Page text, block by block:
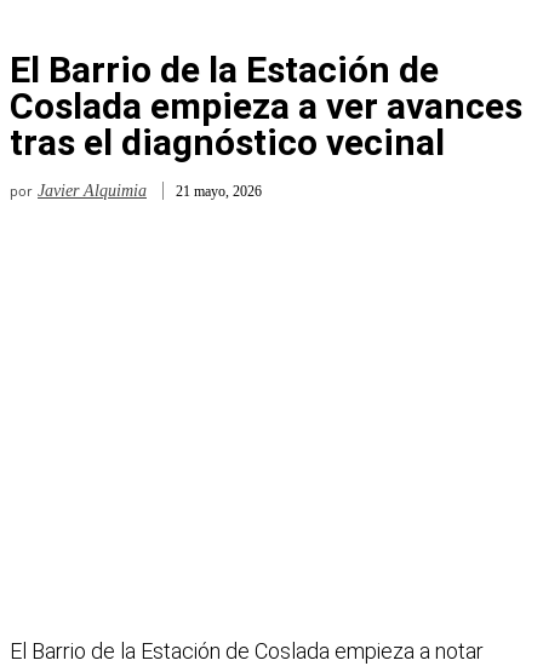
El Barrio de la Estación de
Coslada empieza a ver avances
tras el diagnóstico vecinal
por Javier Alquimia 21 mayo, 2026
El Barrio de la Estación de Coslada empieza a notar